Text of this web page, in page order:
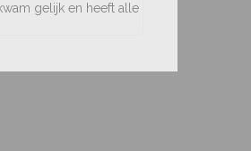
gelijk en heeft alle